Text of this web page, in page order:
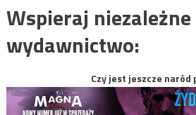
Wspieraj niezależne
wydawnictwo:
Czy jest jeszcze naród